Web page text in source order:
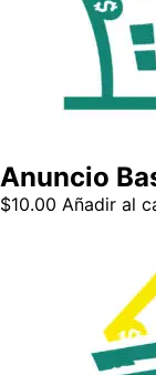
Anuncio
$10.00 Añadir al